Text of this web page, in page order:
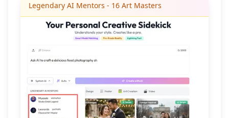
Legendary AI Mentors - 16 Art Masters